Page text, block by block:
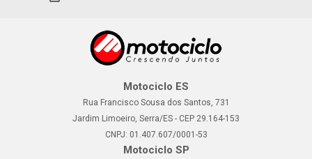
Motociclo ES
Rua Francisco Sousa dos Santos, 731
Jardim Limoeiro, Serra/ES - CEP 29.164-153
CNPJ: 01.407.607/0001-53
Motociclo SP